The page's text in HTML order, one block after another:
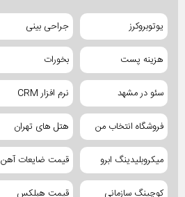
یوتوبروکرز جراحی بینی
هزینه پست بخورات
سئو در مشهد نرم افزار CRM
فروشگاه انتخاب من هتل های تهران
میکروبلیدینگ ابرو قیمت ضایعات آهن
کوچینگ سازمانی قیمت هبلکس